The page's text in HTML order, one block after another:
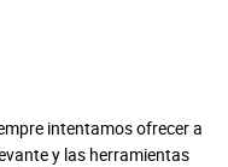
intentamos ofrecer a
y las herramientas